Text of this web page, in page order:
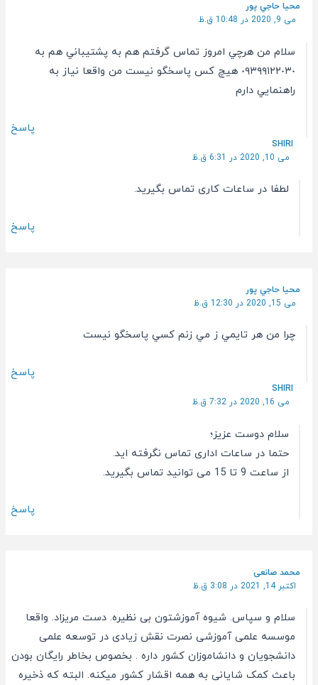
محيا حاجي پور
می 9, 2020 در 10:48 ق.ظ
سلام من هرچي امروز تماس گرفتم هم به پشتيباني هم به
٠٩٣٩٩١٢٢٠٣٠ هيچ كس پاسخگو نيست من واقعا نياز به
راهنمايي دارم
پاسخ
SHIRI
می 10, 2020 در 6:31 ق.ظ
لطفا در ساعات کاری تماس بگیرید.
پاسخ
محيا حاجي پور
می 15, 2020 در 12:30 ق.ظ
چرا من هر تايمي ز مي زنم كسي پاسخگو نيست
پاسخ
SHIRI
می 16, 2020 در 7:32 ق.ظ
سلام دوست عزیز؛
حتما در ساعات اداری تماس نگرفته اید.
از ساعت 9 تا 15 می توانید تماس بگیرید.
پاسخ
محمد صانعی
اکتبر 14, 2021 در 3:08 ق.ظ
سلام و سپاس. شیوه آموزشتون بی نظیره. دست مریزاد. واقعا
موسسه علمی آموزشی نصرت نقش زیادی در توسعه علمی
دانشجویان و دانشاموزان کشور داره . بخصوص بخاطر رایگان بودن
باعث کمک شایانی به همه اقشار کشور میکنه. البته که ذخیره